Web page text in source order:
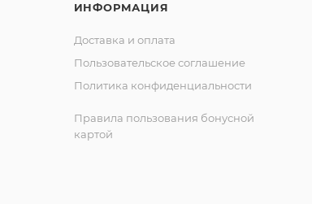
ИНФОРМАЦИЯ
Доставка и оплата
Пользовательское соглашение
Политика конфиденциальности
Правила пользования бонусной
картой